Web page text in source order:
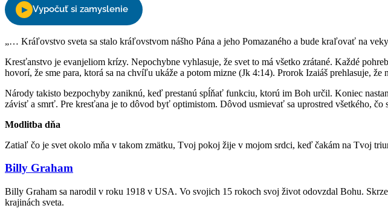
„… Kráľovstvo sveta sa stalo kráľovstvom nášho Pána a jeho Pomazaného a bude kraľovať na
Kresťanstvo je evanjeliom krízy. Nepochybne vyhlasuje, že svet to má všetko zrátané. Každé
hovorí, že sme para, ktorá sa na chvíľu ukáže a potom mizne (Jk 4:14). Prorok Izaiáš prehlasuje,
Národy takisto bezpochyby zaniknú, keď prestanú spĺňať funkciu, ktorú im Boh určil. Koniec
závisť a smrť. Pre kresťana je to dôvod byť optimistom. Dôvod usmievať sa uprostred všetkého,
Modlitba dňa
Zatiaľ čo je svet okolo mňa v takom zmätku, Tvoj pokoj žije v mojom srdci, keď čakám na Tvoj
Billy Graham
Billy Graham sa narodil v roku 1918 v USA. Vo svojich 15 rokoch svoj život odovzdal Bohu.
krajinách sveta.